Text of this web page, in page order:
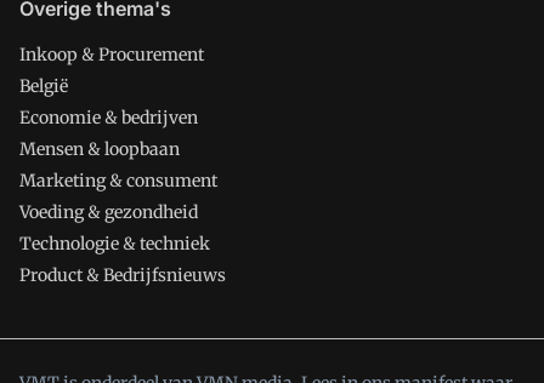
Overige thema's
Inkoop & Procurement
België
Economie & bedrijven
Mensen & loopbaan
Marketing & consument
Voeding & gezondheid
Technologie & techniek
Product & Bedrijfsnieuws